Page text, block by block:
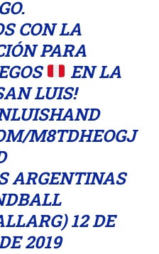
CON LA
PARA
EN LA
LUIS!
M8TDHEOGJ
ARGENTINAS
12 DE
2019